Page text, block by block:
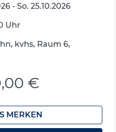
- So. 25.10.2026
Uhr
kvhs, Raum 6,
€
MERKEN